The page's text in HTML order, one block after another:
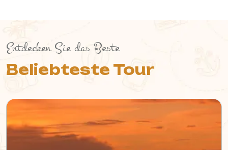
Entdecken Sie das Beste
Beliebteste Tour